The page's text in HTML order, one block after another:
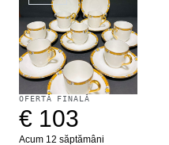
OFERTĂ FINALĂ
€ 103
Acum 12 săptămâni